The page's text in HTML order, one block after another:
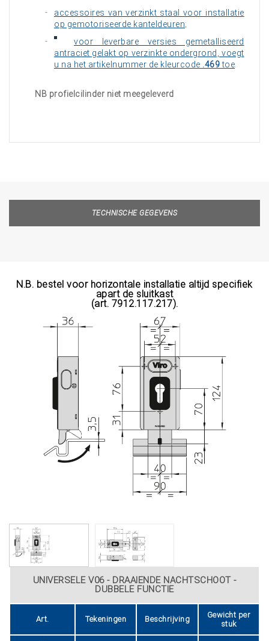
accessoires van verzinkt staal voor installatie
op gemotoriseerde kanteldeuren;
voor leverbare versies gemetalliseerd
antraciet gelakt op verzinkte ondergrond, voegt
u na het artikelnummer de kleurcode .469toe
NB profielcilinder niet meegeleverd
TECHNISCHE GEGEVENS
N.B. bestel voor horizontale installatie altijd specifiek
apart de sluitkast
(art. 7912.117.217).
UNIVERSELE V06 - DRAAIENDE NACHTSCHOOT -
DUBBELE FUNCTIE
Art. Tekeningen Beschrijving
Gewicht per
stuk